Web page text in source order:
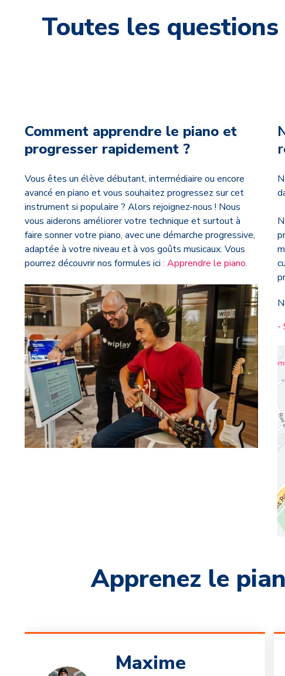
Toutes les
Comment apprendre le piano et
progresser rapidement ?
Vous êtes un élève débutant, intermédiaire ou encore
avancé en piano et vous souhaitez progressez sur cet
instrument si populaire ? Alors rejoignez-nous ! Nous
vous aiderons améliorer votre technique et surtout à
faire sonner votre piano, avec une démarche progressive,
adaptée à votre niveau et à vos goûts musicaux. Vous
pourrez découvrir nos formules ici : Apprendre le piano.
-
Apprenez le
Maxime